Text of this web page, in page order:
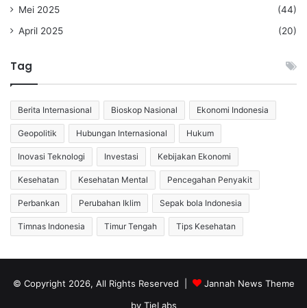
Mei 2025
(44)
April 2025
(20)
Tag
Berita Internasional Bioskop Nasional Ekonomi Indonesia
Geopolitik Hubungan Internasional Hukum
Inovasi Teknologi Investasi Kebijakan Ekonomi
Kesehatan Kesehatan Mental Pencegahan Penyakit
Perbankan Perubahan Iklim Sepak bola Indonesia
Timnas Indonesia Timur Tengah Tips Kesehatan
© Copyright 2026, All Rights Reserved |
Jannah News Theme
by TieLabs